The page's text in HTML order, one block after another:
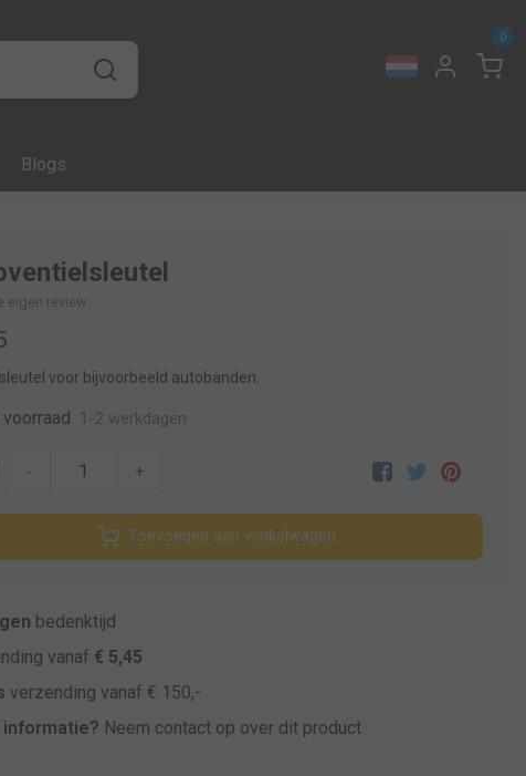
0
Blogs
eigen review
voor bijvoorbeeld autobanden.
voorraad 1-2 werkdagen
- +
Toevoegen aan winkelwagen
bedenktijd
vanaf € 5,45
verzending vanaf € 150,-
informatie? Neem contact op over dit product